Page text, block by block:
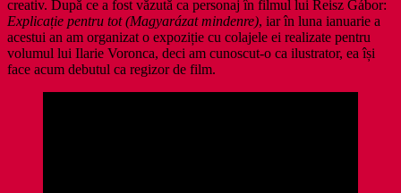
creativ. După ce a fost văzută ca personaj în filmul lui Reisz Gábor:
Explicație pentru tot (Magyarázat mindenre), iar în luna ianuarie a
acestui an am organizat o expoziție cu colajele ei realizate pentru
volumul lui Ilarie Voronca, deci am cunoscut-o ca ilustrator, ea își
face acum debutul ca regizor de film.